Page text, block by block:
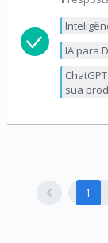
IA para
sua
1